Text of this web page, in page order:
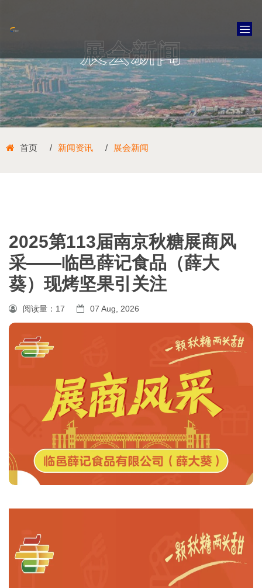
展会新闻
首页 新闻资讯 展会新闻
2025第113届南京秋糖展商风
采——临邑薛记食品（薛大
葵）现烤坚果引关注
阅读量： 17 07 Aug, 2026